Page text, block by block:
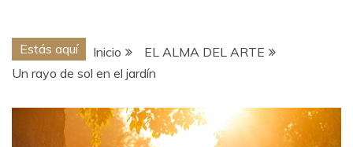
Estás aquí Inicio
EL ALMA DEL ARTE
Un rayo de sol en el jardín